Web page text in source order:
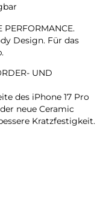
PERFORMANCE.
Design. Für das
UND
des iPhone 17 Pro
neue Ceramic
Kratzfestigkeit.
einem iPhone gab.